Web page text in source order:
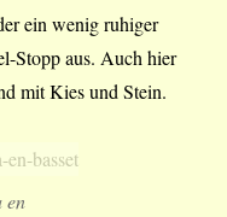
ein wenig ruhiger
Stopp aus. Auch hier
mit Kies und Stein.
en